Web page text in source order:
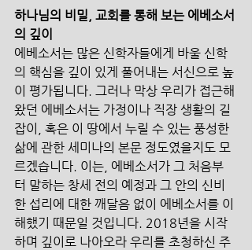
하나님의 비밀, 교회를 통해 보는 에베소서
의 깊이
에베소서는 많은 신학자들에게 바울 신학
의 핵심을 깊이 있게 풀어내는 서신으로 높
이 평가됩니다. 그러나 막상 우리가 접근해
왔던 에베소서는 가정이나 직장 생활의 길
잡이, 혹은 이 땅에서 누릴 수 있는 풍성한
삶에 관한 세미나의 본문 정도였을지도 모
르겠습니다. 이는, 에베소서가 그 처음부
터 말하는 창세 전의 예정과 그 안의 신비
한 섭리에 대한 깨달음 없이 에베소서를 이
해했기 때문일 것입니다. 2018년을 시작
하며 깊이로 나아오라 우리를 초청하신 주